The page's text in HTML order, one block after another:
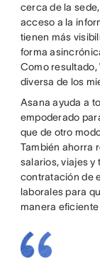
cerca de la
acceso a la
tienen más
forma
Como
diversa de los
Asana ayuda a
empoderado
que de otro
También ahorra
salarios, viajes y
contratación de
laborales para
manera